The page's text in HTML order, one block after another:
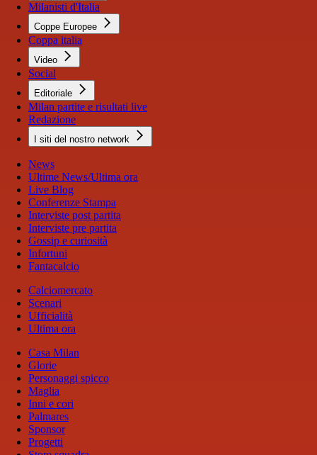
Milanisti d'Italia
Coppe Europee
Coppa italia
Video
Social
Editoriale
Milan partite e risultati live
Redazione
I siti del nostro network
News
Ultime News/Ultima ora
Live Blog
Conferenze Stampa
Interviste post partita
Interviste pre partita
Gossip e curiosità
Infortuni
Fantacalcio
Calciomercato
Scenari
Ufficialità
Ultima ora
Casa Milan
Glorie
Personaggi spicco
Maglia
Inni e cori
Palmares
Sponsor
Progetti